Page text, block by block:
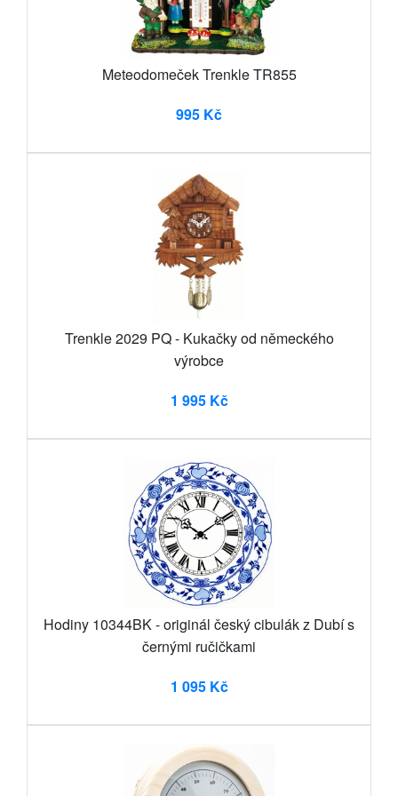
Meteodomeček Trenkle TR855
995 Kč
Trenkle 2029 PQ - Kukačky od německého
výrobce
1 995 Kč
Hodiny 10344BK - originál český cibulák z Dubí s
černými ručičkami
1 095 Kč